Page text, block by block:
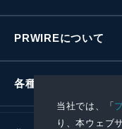
当社では、「
り、本ウェブ
PRWIREについて
各種お問い合わせ